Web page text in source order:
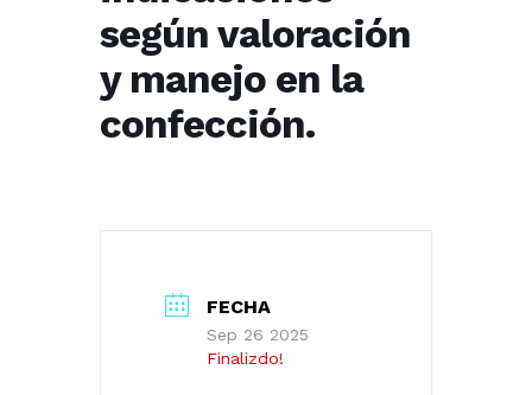
según valoración
y manejo en la
confección.
FECHA
Sep 26 2025
Finalizdo!